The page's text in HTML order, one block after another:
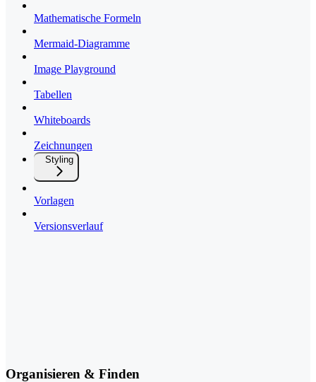
Mathematische Formeln
Mermaid-Diagramme
Image Playground
Tabellen
Whiteboards
Zeichnungen
Styling
Vorlagen
Versionsverlauf
Organisieren & Finden